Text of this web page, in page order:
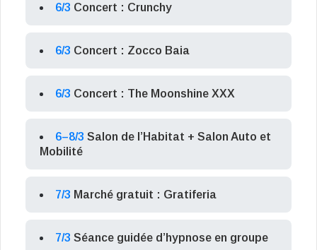
6/3 Concert : Crunchy
6/3 Concert : Zocco Baia
6/3 Concert : The Moonshine XXX
6–8/3 Salon de l’Habitat + Salon Auto et
Mobilité
7/3 Marché gratuit : Gratiferia
7/3 Séance guidée d’hypnose en groupe